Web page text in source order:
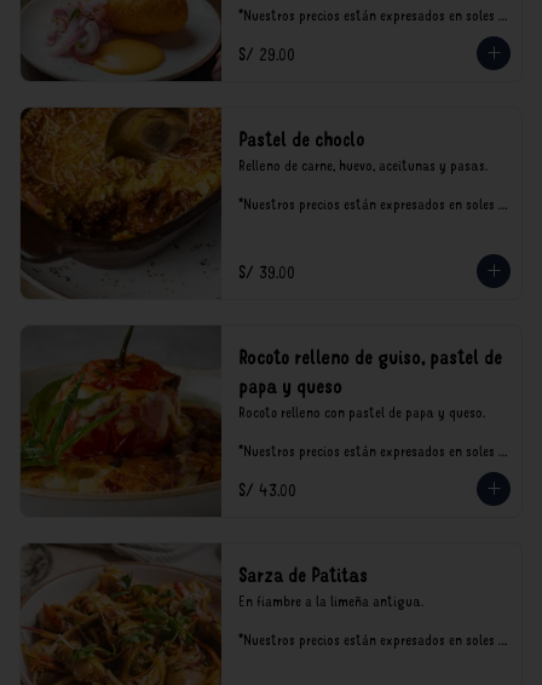
*Nuestros precios están expresados en soles e
consumo.
S/ 29.00
Pastel de choclo
Relleno de carne, huevo, aceitunas y pasas.
*Nuestros precios están expresados en soles e
S/ 39.00
Rocoto relleno de guiso, pastel de
papa y queso
Rocoto relleno con pastel de papa y queso.
*Nuestros precios están expresados en soles e
consumo.
S/ 43.00
Sarza de Patitas
En fiambre a la limeña antigua.
*Nuestros precios están expresados en soles e